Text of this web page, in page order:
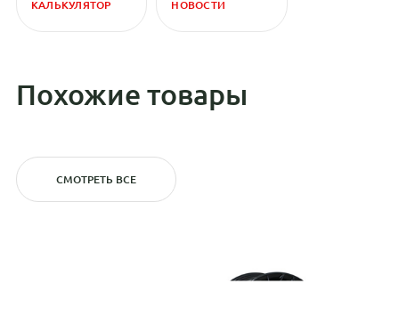
КАЛЬКУЛЯТОР НОВОСТИ
Похожие товары
СМОТРЕТЬ ВСЕ